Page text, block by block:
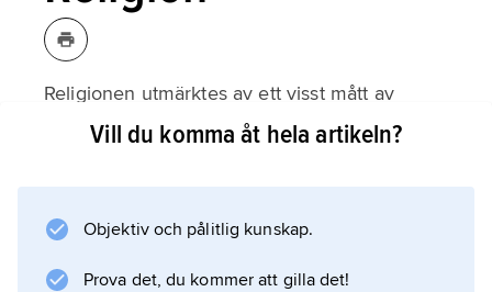
Religionen utmärktes av ett visst mått av
”synkretism”, eftersom aztekerna antog andra
skepnader och funktioner. Det stora
dubbeltemplet i centrala Tenochtitlán var
Vill du komma åt hela artikeln?
Objektiv och pålitlig kunskap.
Prova det, du kommer att gilla det!